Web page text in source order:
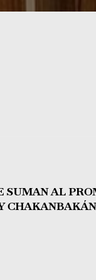
SUMAN AL